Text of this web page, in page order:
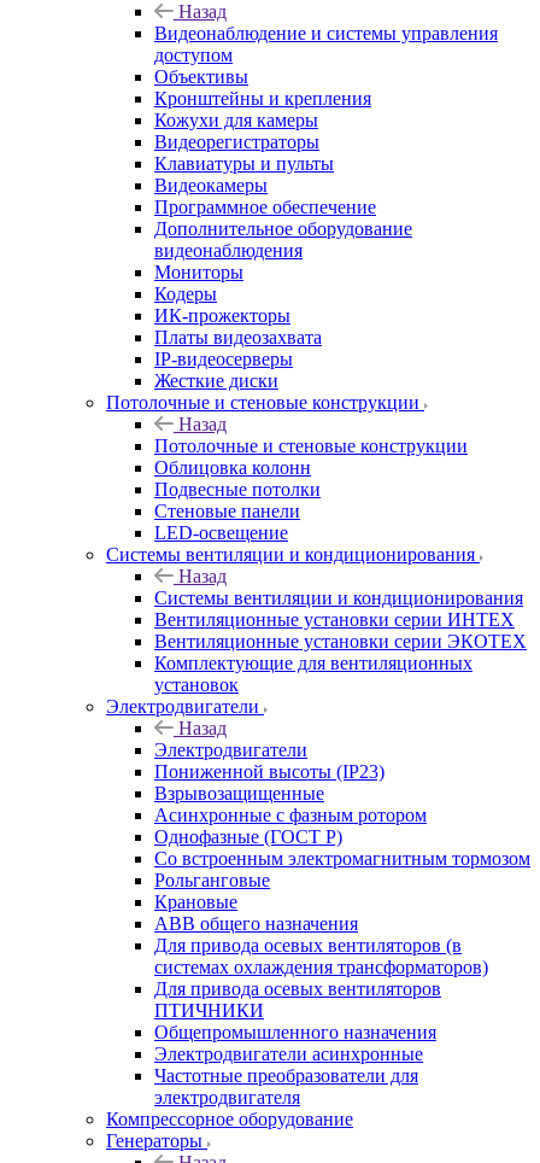
Назад
Видеонаблюдение и системы управления
доступом
Объективы
Кронштейны и крепления
Кожухи для камеры
Видеорегистраторы
Клавиатуры и пульты
Видеокамеры
Программное обеспечение
Дополнительное оборудование
видеонаблюдения
Мониторы
Кодеры
ИК-прожекторы
Платы видеозахвата
IP-видеосерверы
Жесткие диски
Потолочные и стеновые конструкции
Назад
Потолочные и стеновые конструкции
Облицовка колонн
Подвесные потолки
Стеновые панели
LED-освещение
Системы вентиляции и кондиционирования
Назад
Системы вентиляции и кондиционирования
Вентиляционные установки серии ИНТЕХ
Вентиляционные установки серии ЭКОТЕХ
Комплектующие для вентиляционных
установок
Электродвигатели
Назад
Электродвигатели
Пониженной высоты (IP23)
Взрывозащищенные
Асинхронные с фазным ротором
Однофазные (ГОСТ Р)
Со встроенным электромагнитным тормозом
Рольганговые
Крановые
АВВ общего назначения
Для привода осевых вентиляторов (в
системах охлаждения трансформаторов)
Для привода осевых вентиляторов
ПТИЧНИКИ
Общепромышленного назначения
Электродвигатели асинхронные
Частотные преобразователи для
электродвигателя
Компрессорное оборудование
Генераторы